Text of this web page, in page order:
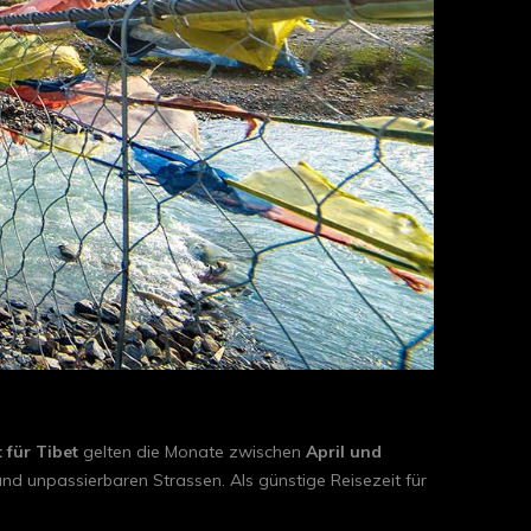
für Tibet gelten die Monate zwischen April und
unpassierbaren Strassen. Als günstige Reisezeit für